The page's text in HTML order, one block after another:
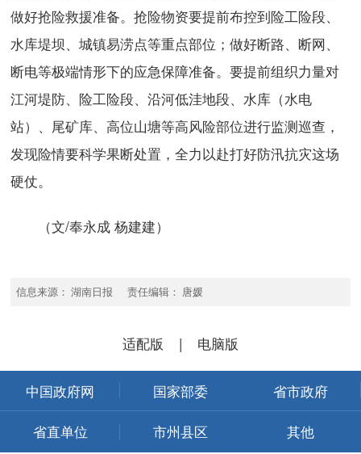
做好抢险救援准备。抢险物资要提前布控到险工险段、
水库堤坝、城镇易涝点等重点部位；做好断路、断网、
断电等极端情形下的应急保障准备。要提前组织力量对
江河堤防、险工险段、沿河低洼地段、水库（水电
站）、尾矿库、高位山塘等高风险部位进行监测巡查，
发现险情要科学果断处置，全力以赴打好防汛抗灾这场
硬仗。
（文/奉永成 杨建建）
信息来源： 湖南日报 责任编辑： 唐媛
适配版 | 电脑版
中国政府网 国家部委 省市政府
省直单位 市州县区 其他